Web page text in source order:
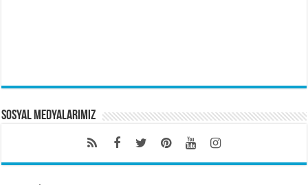
Sosyal Medyalarımız